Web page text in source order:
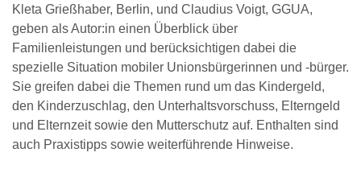
Kleta Grießhaber, Berlin, und Claudius Voigt, GGUA,
geben als Autor:in einen Überblick über
Familienleistungen und berücksichtigen dabei die
spezielle Situation mobiler Unionsbürgerinnen und -bürger.
Sie greifen dabei die Themen rund um das Kindergeld,
den Kinderzuschlag, den Unterhaltsvorschuss, Elterngeld
und Elternzeit sowie den Mutterschutz auf. Enthalten sind
auch Praxistipps sowie weiterführende Hinweise.